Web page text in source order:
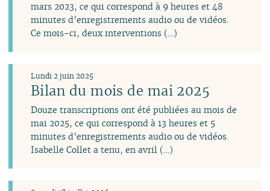
mars 2023, ce qui correspond à 9 heures et 48
minutes d’enregistrements audio ou de vidéos.
Ce mois-ci, deux interventions (…)
Bilan du mois de mai 2025
Lundi 2 juin 2025
Douze transcriptions ont été publiées au mois de
mai 2025, ce qui correspond à 13 heures et 5
minutes d’enregistrements audio ou de vidéos.
Isabelle Collet a tenu, en avril (…)